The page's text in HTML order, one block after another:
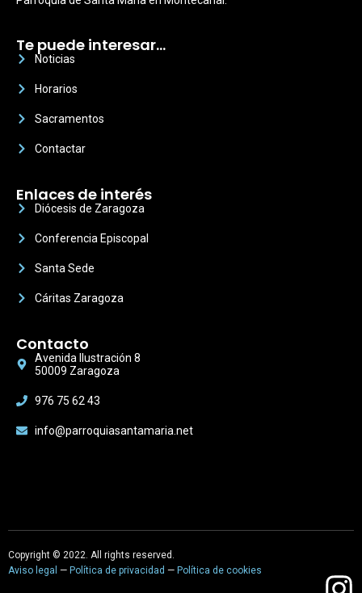
Te puede interesar…
Noticias
Horarios
Sacramentos
Contactar
Enlaces de interés
Diócesis de Zaragoza
Conferencia Episcopal
Santa Sede
Cáritas Zaragoza
Contacto
Avenida Ilustración 8
50009 Zaragoza
976 75 62 43
info@parroquiasantamaria.net
Copyright © 2022. All rights reserved.
Aviso legal — Política de privacidad — Política de cookies